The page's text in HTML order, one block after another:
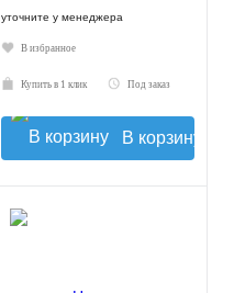
уточните у менеджера
В избранное
Купить в 1 клик Под заказ
В корзину